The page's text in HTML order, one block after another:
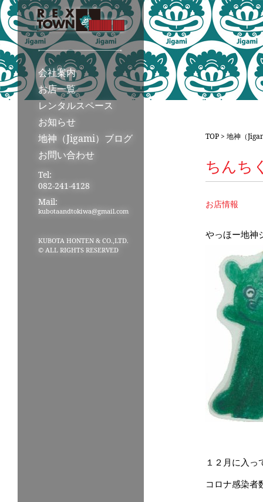
会社案内
お店一覧
レンタルスペース
お知らせ
地神（Jigami）ブログ
お問い合わせ
Tel:
082-241-4128
Mail:
kubotaandtokiwa@gmail.com
KUBOTA HONTEN & CO.,LTD.
© ALL RIGHTS RESERVED
TOP> 地神（
ちんち
お店情報
やっほー地神
１２月に入っ
コロナ感染者